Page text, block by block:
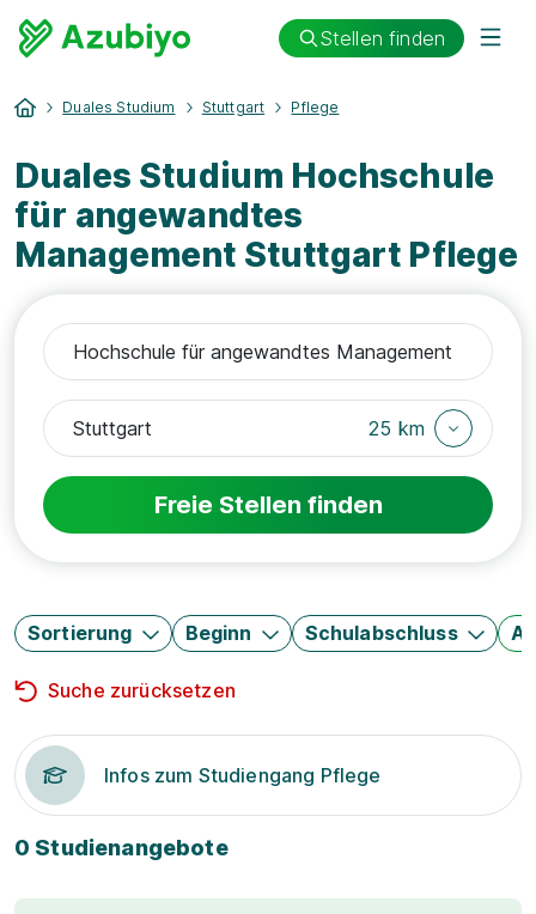
Stellen finden
Duales Studium Stuttgart Pflege
Duales Studium Hochschule
für angewandtes
Management Stuttgart Pflege
25 km
Freie Stellen finden
Sortierung Beginn Schulabschluss
Suche zurücksetzen
Infos zum Studiengang Pflege
0 Studienangebote